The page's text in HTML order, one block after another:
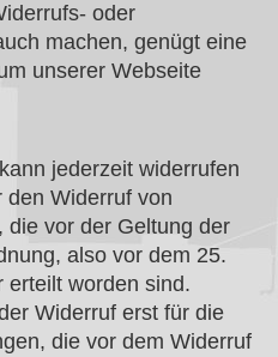
oder
machen, genügt eine
unserer Webseite
jederzeit widerrufen
Widerruf von
die vor der Geltung der
also vor dem 25.
erteilt worden sind.
Widerruf erst für die
die vor dem Widerruf